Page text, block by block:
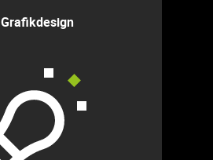
Grafikdesign